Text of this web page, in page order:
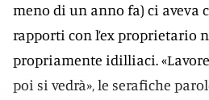
meno di un anno fa) ci aveva
rapporti con l’ex proprietario
propriamente idilliaci.
poi si vedrà», le serafiche